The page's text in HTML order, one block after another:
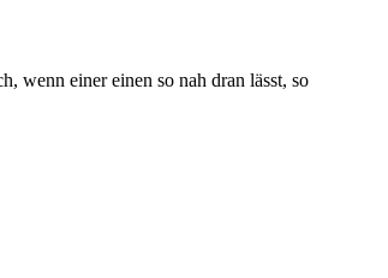
wenn einer einen so nah dran lässt, so